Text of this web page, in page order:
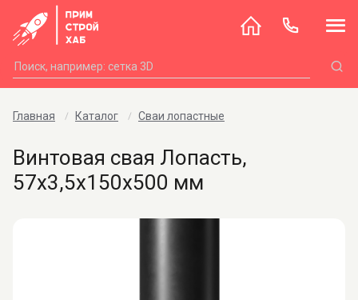
Главная Каталог Сваи лопастные
Винтовая свая Лопасть,
57х3,5х150х500 мм